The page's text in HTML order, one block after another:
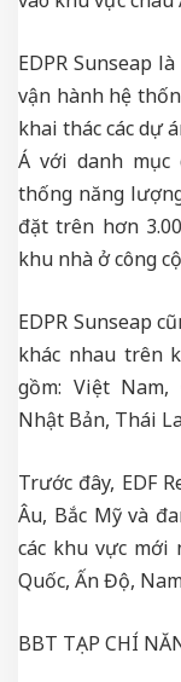
EDPR Sunseap
vận hành hệ
khai thác các dự
Á với danh mục
thống năng
đặt trên hơn
khu nhà ở công
EDPR Sunseap
khác nhau trên
gồm: Việt Nam,
Nhật Bản, Thái
Trước đây, EDF
Âu, Bắc Mỹ và
các khu vực
Quốc, Ấn Độ,
BBT TẠP CHÍ